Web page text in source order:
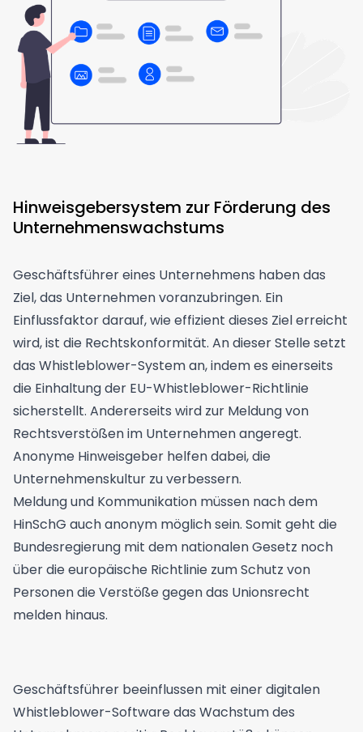
Hinweisgebersystem zur Förderung des
Unternehmenswachstums
Geschäftsführer eines Unternehmens haben das
Ziel, das Unternehmen voranzubringen. Ein
Einflussfaktor darauf, wie effizient dieses Ziel erreicht
wird, ist die Rechtskonformität. An dieser Stelle setzt
das Whistleblower-System an, indem es einerseits
die Einhaltung der EU-Whistleblower-Richtlinie
sicherstellt. Andererseits wird zur Meldung von
Rechtsverstößen im Unternehmen angeregt.
Anonyme Hinweisgeber helfen dabei, die
Unternehmenskultur zu verbessern.
Meldung und Kommunikation müssen nach dem
HinSchG auch anonym möglich sein. Somit geht die
Bundesregierung mit dem nationalen Gesetz noch
über die europäische Richtlinie zum Schutz von
Personen die Verstöße gegen das Unionsrecht
melden hinaus.
Geschäftsführer beeinflussen mit einer digitalen
Whistleblower-Software das Wachstum des